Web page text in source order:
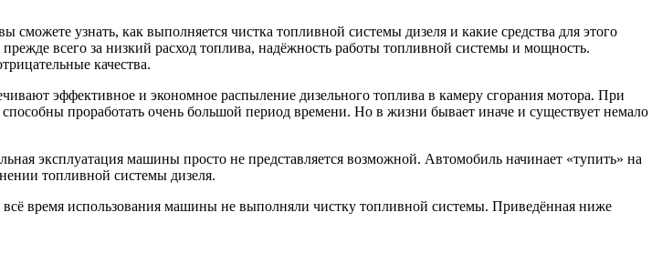
сможете узнать, как выполняется чистка топливной системы дизеля и какие средства для этого
всего за низкий расход топлива, надёжность работы топливной системы и мощность.
качества.
эффективное и экономное распыление дизельного топлива в камеру сгорания мотора. При
проработать очень большой период времени. Но в жизни бывает иначе и существует немало
эксплуатация машины просто не представляется возможной. Автомобиль начинает «тупить» на
топливной системы дизеля.
всё время использования машины не выполняли чистку топливной системы. Приведённая ниже